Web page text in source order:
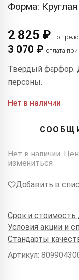
Форма: Круглая
2 825 ₽ по
3 070 ₽ оплата
Твердый фарфор.
персоны.
Нет в наличии
Нет в наличии.
измениться.
Добавить в
Срок и стоимость
Условия акции и
Стандарты
Артикул: